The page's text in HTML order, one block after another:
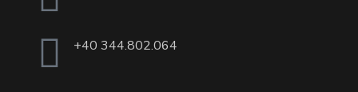
+40 344.802.064